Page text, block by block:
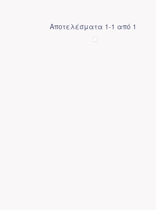
Αποτελέσματα 1-1 από 1